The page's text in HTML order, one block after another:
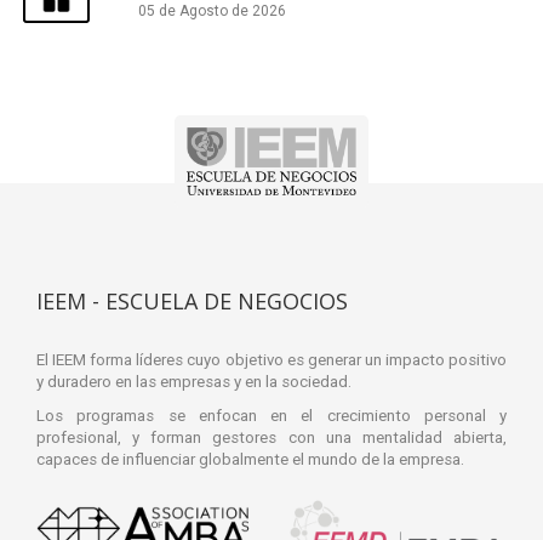
05 de Agosto de 2026
IEEM - ESCUELA DE NEGOCIOS
El IEEM forma líderes cuyo objetivo es generar un impacto positivo
y duradero en las empresas y en la sociedad.
Los programas se enfocan en el crecimiento personal y
profesional, y forman gestores con una mentalidad abierta,
capaces de influenciar globalmente el mundo de la empresa.